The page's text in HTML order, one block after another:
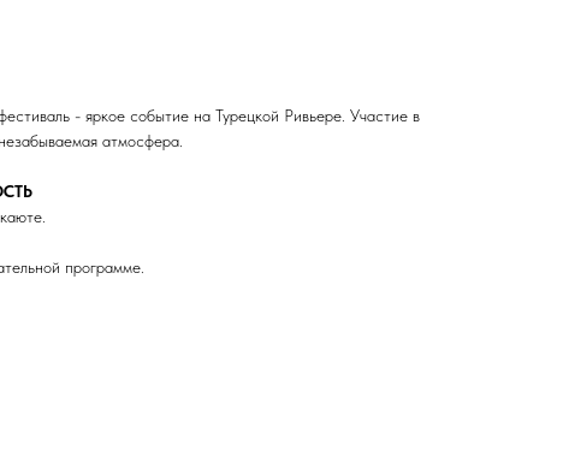
- яркое событие на Турецкой Ривьере. Участие в
атмосфера.
программе.